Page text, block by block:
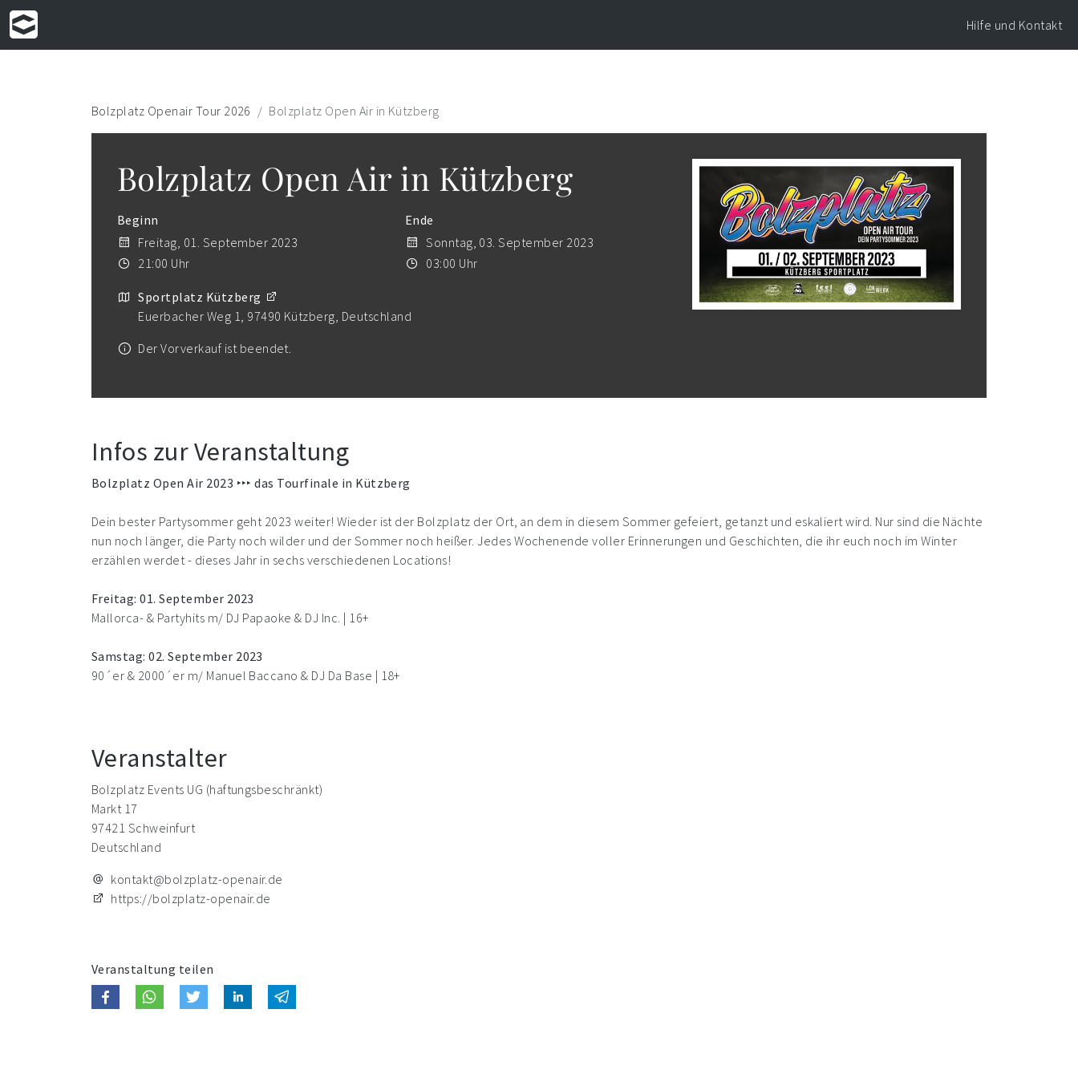
Hilfe und Kontakt
Bolzplatz Openair Tour 2026 Bolzplatz Open Air in Kützberg
Bolzplatz Open Air in Kützberg
Beginn
Freitag, 01. September 2023
21:00 Uhr
Ende
Sonntag, 03. September 2023
03:00 Uhr
Sportplatz Kützberg
Euerbacher Weg 1, 97490 Kützberg, Deutschland
Der Vorverkauf ist beendet.
Infos zur Veranstaltung
Bolzplatz Open Air 2023 ‣‣‣ das Tourfinale in Kützberg
Dein bester Partysommer geht 2023 weiter! Wieder ist der Bolzplatz der Ort, an dem in diesem Sommer gefeiert, getanzt und eskaliert wird. Nur sind die Nächte
nun noch länger, die Party noch wilder und der Sommer noch heißer. Jedes Wochenende voller Erinnerungen und Geschichten, die ihr euch noch im Winter
erzählen werdet - dieses Jahr in sechs verschiedenen Locations!
Freitag: 01. September 2023
Mallorca- & Partyhits m/ DJ Papaoke & DJ Inc. | 16+
Samstag: 02. September 2023
90´er & 2000´er m/ Manuel Baccano & DJ Da Base | 18+
Veranstalter
Bolzplatz Events UG (haftungsbeschränkt)
Markt 17
97421 Schweinfurt
Deutschland
kontakt@bolzplatz-openair.de
https://bolzplatz-openair.de
Veranstaltung teilen